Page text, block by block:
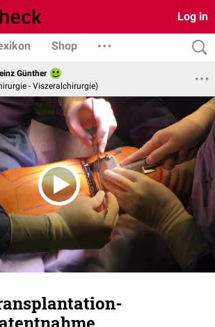
Log in
Shop
Günther
- Viszeralchirurgie)